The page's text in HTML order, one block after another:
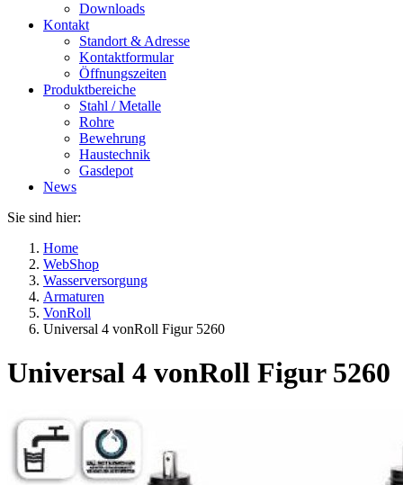
Downloads
Kontakt
Standort & Adresse
Kontaktformular
Öffnungszeiten
Produktbereiche
Stahl / Metalle
Rohre
Bewehrung
Haustechnik
Gasdepot
News
Sie sind hier:
Home
WebShop
Wasserversorgung
Armaturen
VonRoll
Universal 4 vonRoll Figur 5260
Universal 4 vonRoll Figur 5260